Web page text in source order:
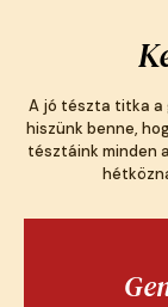
A jó tészta titka a
hiszünk benne,
tésztáink minden